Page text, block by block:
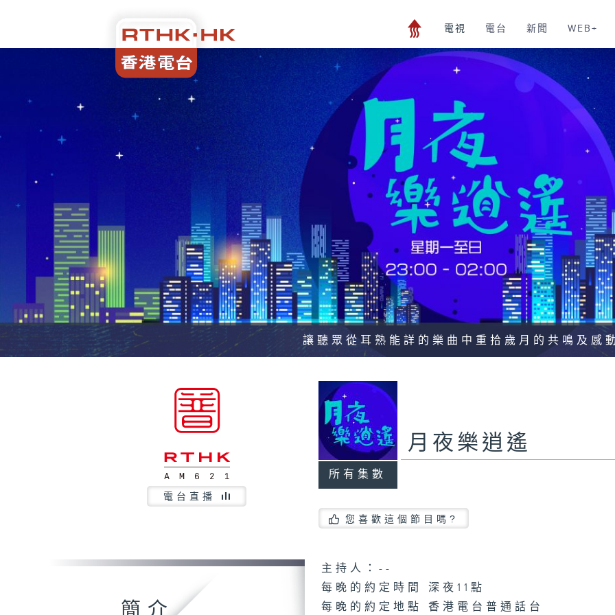
電視 電台 新聞 WEB+
讓聽眾從耳熟能詳的樂曲中重拾歲月的共鳴及感
電台直播
所有集數
月夜樂逍遙
您喜歡這個節目嗎?
簡介
主持人：--
每晚的約定時間 深夜11點
每晚的約定地點 香港電台普通話台